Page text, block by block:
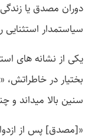
دوران مصدق یا
سیاستمدار استثنایی
یکی از نشانه­ های
بختیار در خاطراتش،
سنین بالا می­داند و
«[مصدق] پس از